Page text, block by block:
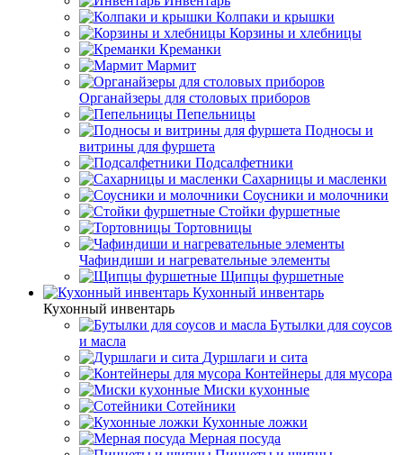
Колпаки и крышки
Корзины и хлебницы
Креманки
Мармит
Органайзеры для столовых приборов
Пепельницы
Подносы и
витрины для фуршета
Подсалфетники
Сахарницы и масленки
Соусники и молочники
Стойки фуршетные
Тортовницы
Чафиндиши и нагревательные элементы
Щипцы фуршетные
Кухонный инвентарь
Кухонный инвентарь
Бутылки для соусов
и масла
Дуршлаги и сита
Контейнеры для мусора
Миски кухонные
Сотейники
Кухонные ложки
Мерная посуда